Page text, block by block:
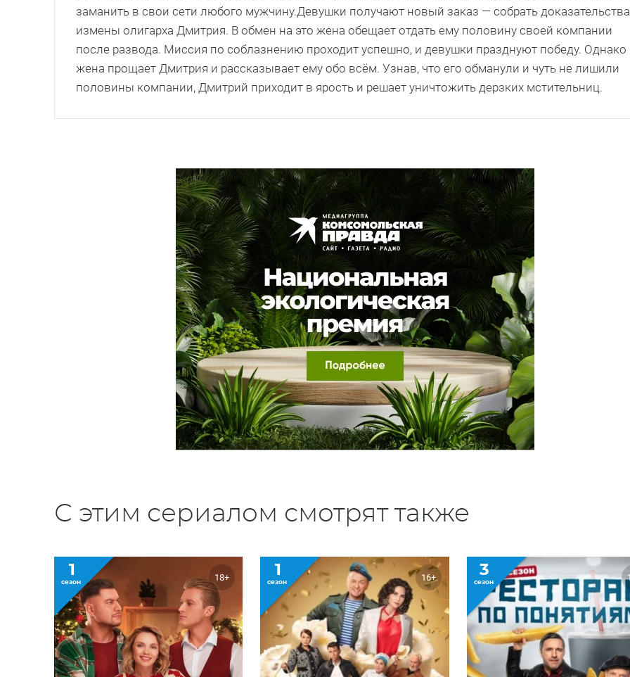
заманить в свои сети любого мужчину.Девушки получают новый заказ — собрать доказательства
измены олигарха Дмитрия. В обмен на это жена обещает отдать ему половину своей компании
после развода. Миссия по соблазнению проходит успешно, и девушки празднуют победу. Однако
жена прощает Дмитрия и рассказывает ему обо всём. Узнав, что его обманули и чуть не лишили
половины компании, Дмитрий приходит в ярость и решает уничтожить дерзких мстительниц.
С этим сериалом смотрят также
1
сезон 18+ 1
сезон 16+ 3
сезон